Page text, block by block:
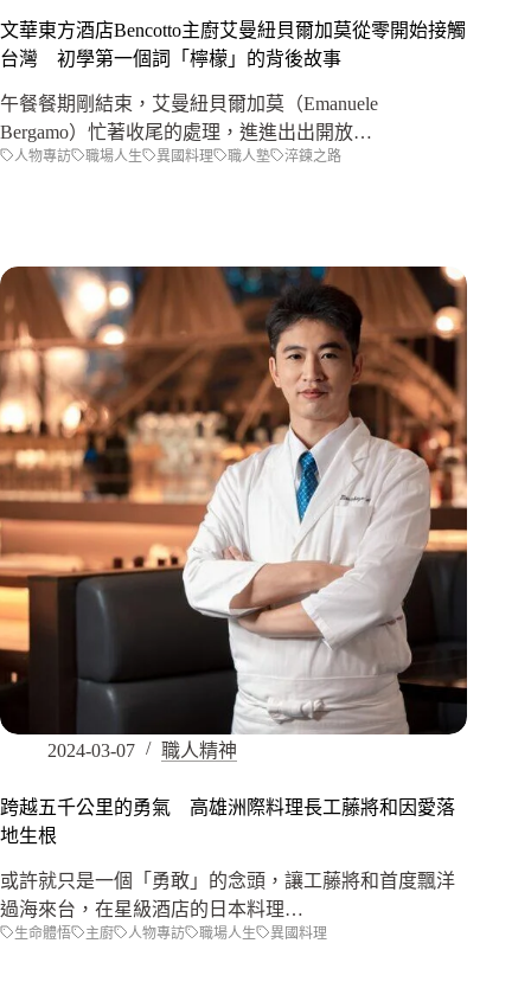
文華東方酒店Bencotto主廚艾曼紐貝爾加莫從零開始接觸
台灣 初學第一個詞「檸檬」的背後故事
午餐餐期剛結束，艾曼紐貝爾加莫（Emanuele
Bergamo）忙著收尾的處理，進進出出開放…
人物專訪 職場人生 異國料理 職人塾 淬鍊之路
2024-03-07 職人精神
跨越五千公里的勇氣 高雄洲際料理長工藤將和因愛落
地生根
或許就只是一個「勇敢」的念頭，讓工藤將和首度飄洋
過海來台，在星級酒店的日本料理…
生命體悟 主廚 人物專訪 職場人生 異國料理